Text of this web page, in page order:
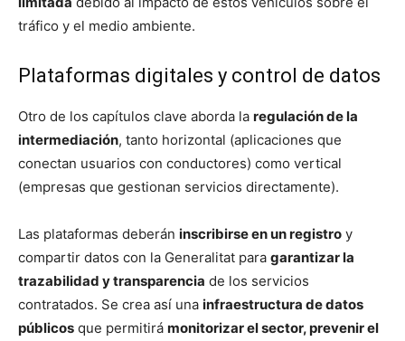
tráfico y el medio ambiente.
Plataformas digitales y control de datos
Otro de los capítulos clave aborda la regulación de la
intermediación, tanto horizontal (aplicaciones que
conectan usuarios con conductores) como vertical
(empresas que gestionan servicios directamente).
Las plataformas deberán inscribirse en un registro y
compartir datos con la Generalitat para garantizar la
trazabilidad y transparencia de los servicios
contratados. Se crea así una infraestructura de datos
públicos que permitirá monitorizar el sector, prevenir el